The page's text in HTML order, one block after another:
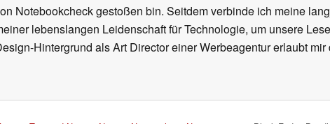
Notebookcheck gestoßen bin. Seitdem verbinde ich meine
lebenslangen Leidenschaft für Technologie, um unsere
Hintergrund als Art Director einer Werbeagentur erlaubt